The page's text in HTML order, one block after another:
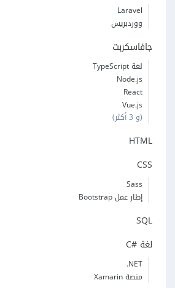
Laravel
ووردبريس
جافاسكربت
لغة TypeScript
Node.js
React
Vue.js
(و 3 أكثر)
HTML
CSS
Sass
إطار عمل Bootstrap
SQL
لغة C#‎
‎.NET
منصة Xamarin